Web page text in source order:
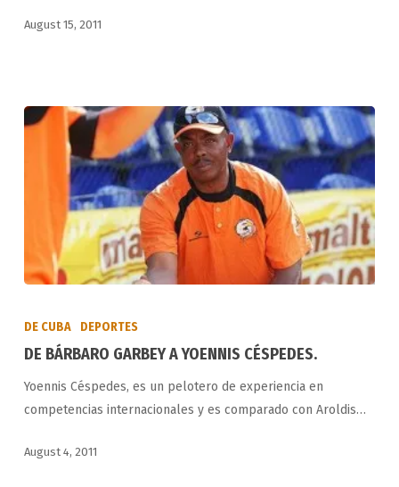
August 15, 2011
BÁRBARO
GARBEY
A
YOENNIS
CÉSPEDES.
DE CUBA DEPORTES
DE BÁRBARO GARBEY A YOENNIS CÉSPEDES.
Yoennis Céspedes, es un pelotero de experiencia en
competencias internacionales y es comparado con Aroldis…
August 4, 2011